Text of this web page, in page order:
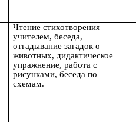
Чтение стихотворения
учителем, беседа,
отгадывание загадок о
животных, дидактическое
упражнение, работа с
рисунками, беседа по
схемам.